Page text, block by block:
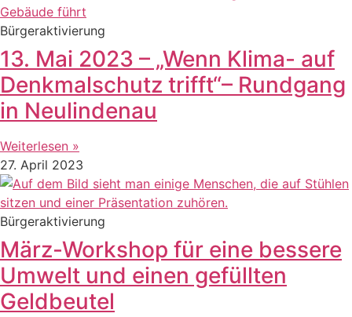
Bürgeraktivierung
13. Mai 2023 – „Wenn Klima- auf
Denkmalschutz trifft“– Rundgang
in Neulindenau
Weiterlesen »
27. April 2023
Bürgeraktivierung
März-Workshop für eine bessere
Umwelt und einen gefüllten
Geldbeutel